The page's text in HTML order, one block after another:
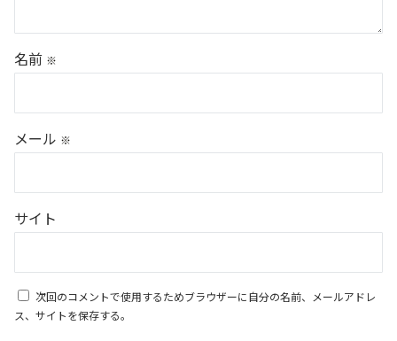
名前 ※
メール ※
サイト
次回のコメントで使用するためブラウザーに自分の名前、メールアドレ
ス、サイトを保存する。